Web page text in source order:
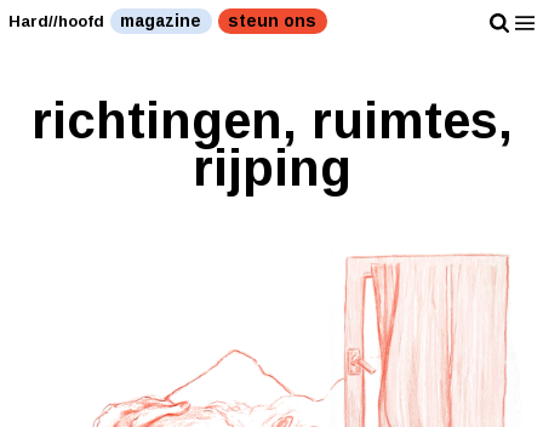
Hard//hoofd magazine steun ons
richtingen, ruimtes,
rijping